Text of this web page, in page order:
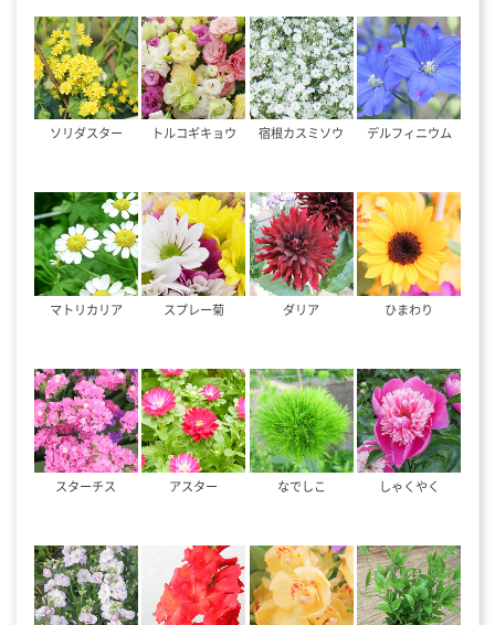
ソリダスター トルコギキョウ 宿根カスミソウ デルフィニウム
マトリカリア スプレー菊 ダリア ひまわり
スターチス アスター なでしこ しゃくやく